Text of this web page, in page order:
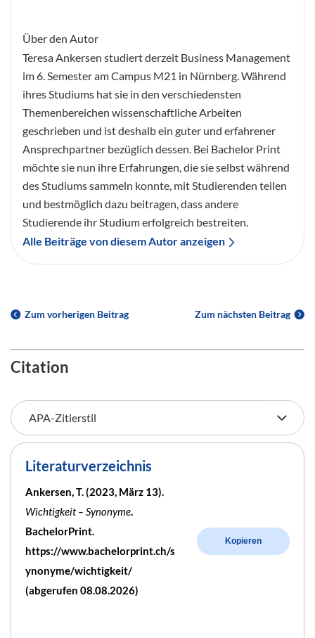
Über den Autor
Teresa Ankersen studiert derzeit Business Management
im 6. Semester am Campus M21 in Nürnberg. Während
ihres Studiums hat sie in den verschiedensten
Themenbereichen wissenschaftliche Arbeiten
geschrieben und ist deshalb ein guter und erfahrener
Ansprechpartner bezüglich dessen. Bei Bachelor Print
möchte sie nun ihre Erfahrungen, die sie selbst während
des Studiums sammeln konnte, mit Studierenden teilen
und bestmöglich dazu beitragen, dass andere
Studierende ihr Studium erfolgreich bestreiten.
Alle Beiträge von diesem Autor anzeigen
Zum vorherigen Beitrag Zum nächsten Beitrag
Citation
Literaturverzeichnis
Ankersen, T. (2023, März 13).
Wichtigkeit – Synonyme.
BachelorPrint.
https://www.bachelorprint.ch/s
ynonyme/wichtigkeit/
(abgerufen 08.08.2026)
Kopieren